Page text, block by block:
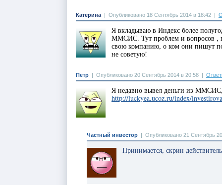
Катерина | Опубликовано 18 Сентябрь 2014 в 18:42 |
Я вкладываю в Индекс более
ММСИС. Тут проблем и вопросов ,
свою компанию, о ком они пишут
не советую!
Петр | Опубликовано 20 Сентябрь 2014 в 20:58 |
Я недавно вывел деньги из
http://luckyea.ucoz.ru/index/
Частный инвестор | Опубликовано 21 Сентябрь
Принимается, скрин